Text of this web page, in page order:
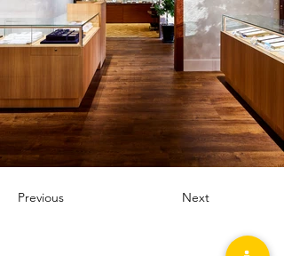
Previous Next